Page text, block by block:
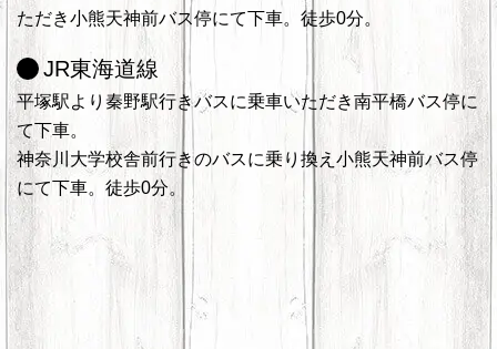
ただき小熊天神前バス停にて下車。徒歩0分。
JR東海道線
平塚駅より秦野駅行きバスに乗車いただき南平橋バス停に
て下車。
神奈川大学校舎前行きのバスに乗り換え小熊天神前バス停
にて下車。徒歩0分。